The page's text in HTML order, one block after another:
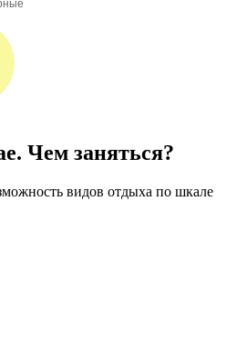
Чем заняться?
видов отдыха по шкале